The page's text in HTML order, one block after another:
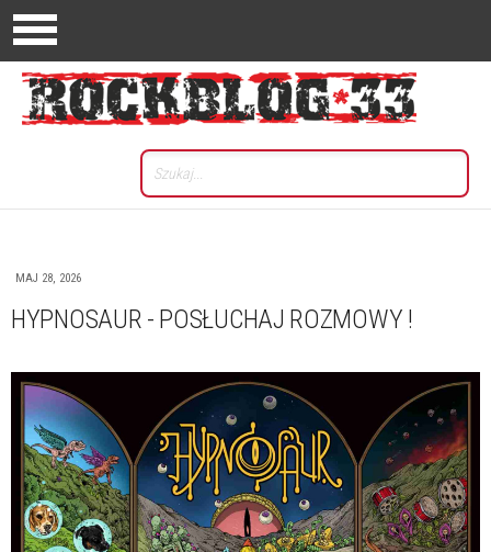
MAJ 28, 2026
HYPNOSAUR - POSŁUCHAJ ROZMOWY !